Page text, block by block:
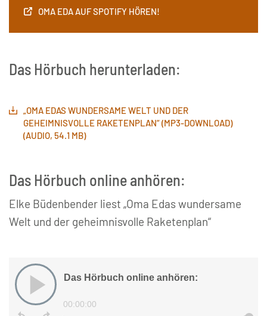
OMA EDA AUF SPOTIFY HÖREN!
Das Hörbuch herunterladen:
„OMA EDAS WUNDERSAME WELT UND DER
GEHEIMNISVOLLE RAKETENPLAN“ (MP3-DOWNLOAD)
(AUDIO, 54.1 MB)
Das Hörbuch online anhören:
Elke Büdenbender liest „Oma Edas wundersame
Welt und der geheimnisvolle Raketenplan“